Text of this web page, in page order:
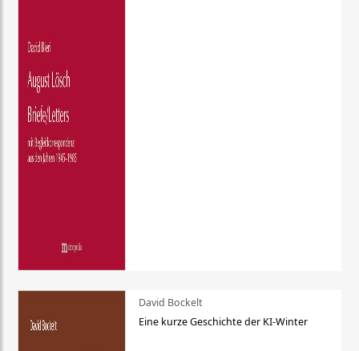
David Bockelt
Eine kurze Geschichte der KI-Winter